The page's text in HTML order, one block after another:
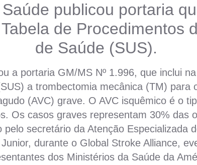
publicou portaria
de Procedimentos
de Saúde (SUS).
a portaria GM/MS Nº 1.996, que inclui
a trombectomia mecânica (TM) para
(AVC) grave. O AVC isquêmico é o
Os casos graves representam 30% das
secretário da Atenção Especializada
durante o Global Stroke Alliance,
dos Ministérios da Saúde da